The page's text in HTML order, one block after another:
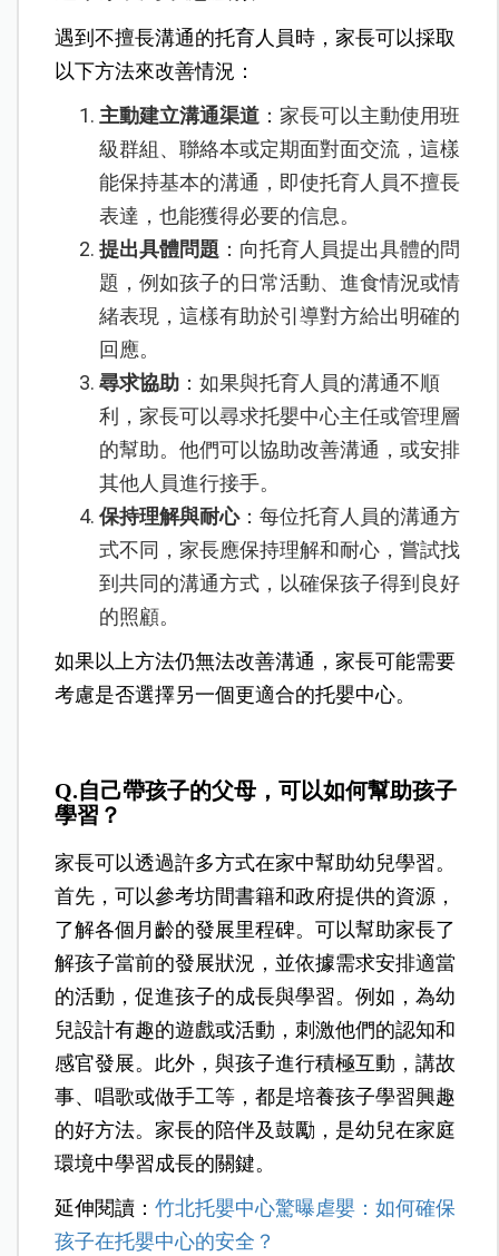
遇到不擅長溝通的托育人員時，家長可以採取
以下方法來改善情況：
主動建立溝通渠道 ：家長可以主動使用班
級群組、聯絡本或定期面對面交流，這樣
能保持基本的溝通，即使托育人員不擅長
表達，也能獲得必要的信息。
提出具體問題 ：向托育人員提出具體的問
題，例如孩子的日常活動、進食情況或情
緒表現，這樣有助於引導對方給出明確的
回應。
尋求協助 ：如果與托育人員的溝通不順
利，家長可以尋求托嬰中心主任或管理層
的幫助。他們可以協助改善溝通，或安排
其他人員進行接手。
保持理解與耐心：每位托育人員的溝通方
式不同，家長應保持理解和耐心，嘗試找
到共同的溝通方式，以確保孩子得到良好
的照顧。
如果以上方法仍無法改善溝通，家長可能需要
考慮是否選擇另一個更適合的托嬰中心。
Q.自己帶孩子的父母，可以如何幫助孩子
學習？
家長可以透過許多方式在家中幫助幼兒學習。
首先，可以參考坊間書籍和政府提供的資源，
了解各個月齡的發展里程碑。可以幫助家長了
解孩子當前的發展狀況，並依據需求安排適當
的活動，促進孩子的成長與學習。例如，為幼
兒設計有趣的遊戲或活動，刺激他們的認知和
感官發展。此外，與孩子進行積極互動，講故
事、唱歌或做手工等，都是培養孩子學習興趣
的好方法。家長的陪伴及鼓勵，是幼兒在家庭
環境中學習成長的關鍵。
延伸閱讀：竹北托嬰中心驚曝虐嬰：如何確保
孩子在托嬰中心的安全？